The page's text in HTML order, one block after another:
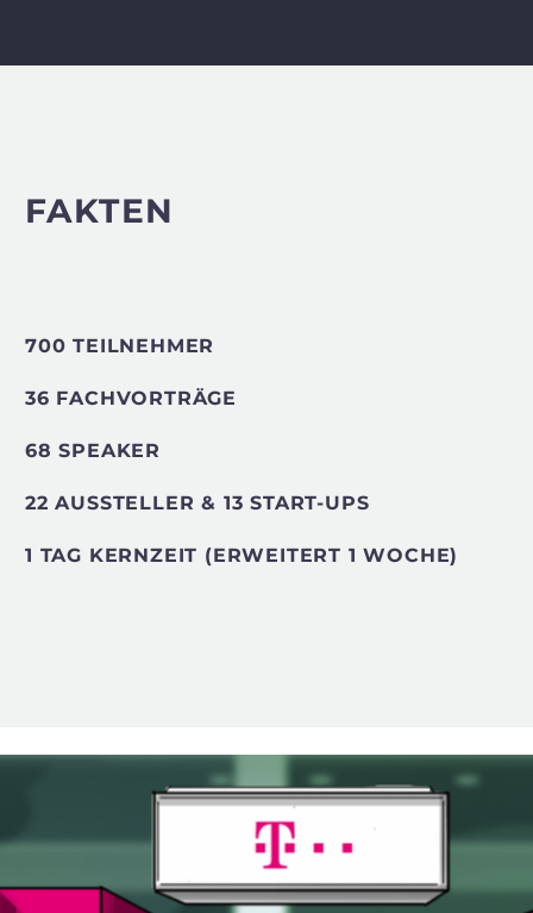
FAKTEN
700 TEILNEHMER
36 FACHVORTRÄGE
68 SPEAKER
22 AUSSTELLER & 13 START-UPS
1 TAG KERNZEIT (ERWEITERT 1 WOCHE)